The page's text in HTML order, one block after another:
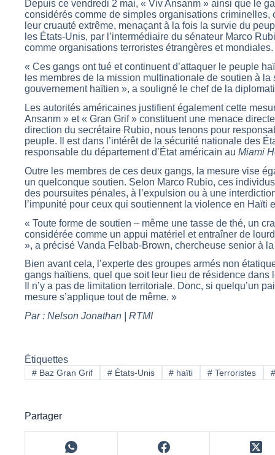
Depuis ce vendredi 2 mai, « Viv Ansanm » ainsi que le
considérés comme de simples organisations criminelles,
leur cruauté extrême, menaçant à la fois la survie du
les États-Unis, par l’intermédiaire du sénateur Marco
comme organisations terroristes étrangères et mondiales.
« Ces gangs ont tué et continuent d’attaquer le peuple
les membres de la mission multinationale de soutien à
gouvernement haïtien », a souligné le chef de la
Les autorités américaines justifient également cette
Ansanm » et « Gran Grif » constituent une menace
direction du secrétaire Rubio, nous tenons pour
peuple. Il est dans l’intérêt de la sécurité nationale des
responsable du département d’État américain au Miami
Outre les membres de ces deux gangs, la mesure vise
un quelconque soutien. Selon Marco Rubio, ces
des poursuites pénales, à l’expulsion ou à une
l’impunité pour ceux qui soutiennent la violence en Haïti
« Toute forme de soutien – même une tasse de thé, un
considérée comme un appui matériel et entraîner de
», a précisé Vanda Felbab-Brown, chercheuse senior à
Bien avant cela, l’experte des groupes armés non
gangs haïtiens, quel que soit leur lieu de résidence
Il n’y a pas de limitation territoriale. Donc, si quelqu’un
mesure s’applique tout de même. »
Par : Nelson Jonathan | RTMI
Étiquettes
#Baz Gran Grif #États-Unis # haïti # Terroristes
Partager